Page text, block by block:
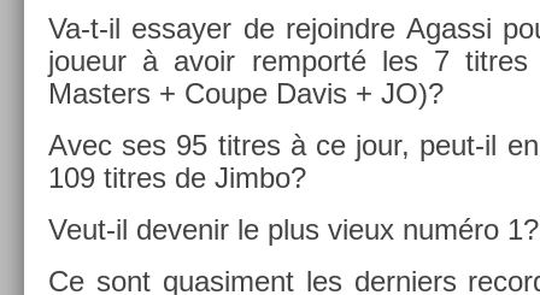
Va-t-il es­say­er de re­joindre Agas­si
joueur à avoir re­mporté les 7
Mast­ers + Coupe Davis + JO)?
Avec ses 95 tit­res à ce jour, peut-il
109 tit­res de Jimbo?
Veut-il de­venir le plus vieux numéro 1?
Ce sont quasi­ment les de­rni­ers